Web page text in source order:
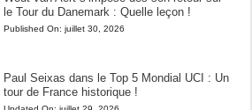
le Tour du Danemark : Quelle leçon !
Published On: juillet 30, 2026
Paul Seixas dans le Top 5 Mondial UCI : Un
tour de France historique !